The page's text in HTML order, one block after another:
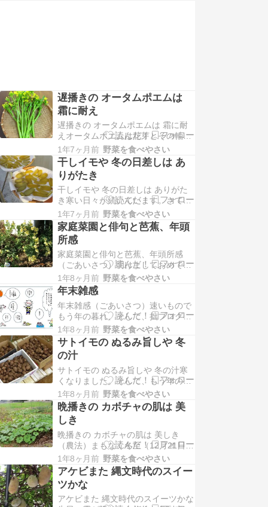
遅播きの オータムポエムは
霜に耐え
遅播きの オータムポエムは 霜に耐
えオータムポエムは花芽とその軸を
食べる野菜です。その軸の食感がア
スパラガスに似ているため、別名ア
スパラ菜とも言われております。そ
のオータムポエムを昨年秋、晩播き
で作り食べましたので、その様子を
菜園での一句を添えて紹介します。
上の写真は12月の収穫…
1年7ヶ月前 野菜を食べやさい
干しイモや 冬の日差しは あ
りがたき
干しイモや 冬の日差しは ありがた
き寒い日々が続いています。さて、
干しイモは美味しい食べ物ですが値
段は高騰している感じです。その原
料となるサツマイモも高く貧乏人に
は高値の花という感じです。一方、
我が菜園は、昨年もサツマイモが豊
作でした。品種は「ベニハルカ」で
すが、そのイモを使い干…
1年7ヶ月前 野菜を食べやさい
家庭菜園と俳句と芭蕉、年頭
所感
家庭菜園と俳句と芭蕉、年頭所感
（ごあいさつ）明けましておめでと
うございます。今年もよろしくお願
いします。さて、拙ブログでは、家
庭菜園の感動を俳句で紹介しており
ます。俳句は、17文字で自然の美や
季節の感動を表す詩と思われます
が、俳句にもいろいろな種類がある
感じです。家庭菜園には、野…
1年8ヶ月前 野菜を食べやさい
年末雑感
年末雑感（ごあいさつ）速いもので
もう年の暮れ、そして、拙ブログは
12年が過ぎましたが、一言、年末の
挨拶をさせていただきます。日本で
は総選挙があり、自民党が敗退しま
した。税金の使い方にムダが多かっ
たのが最大の敗因と思われます。一
方、世界では、トランプが勝利しま
した。こちらも戦争に多…
1年8ヶ月前 野菜を食べやさい
サトイモの ぬるみ旨しや 冬
の汁
サトイモの ぬるみ旨しや 冬の汁寒
くなりました。そして、もう年の暮
れです。さて、サトイモは南方由来
ですが、秋になると、東北では紅葉
のなか、芋煮会を楽しむ行事があり
ます。また、冬になるとサトイモ入
りの芋汁が美味い季節です。我が菜
園でも作り、利用していますので、
その様子を家庭菜園での…
1年8ヶ月前 野菜を食べやさい
晩播きの カボチャの肌は 美
しき
晩播きの カボチャの肌は 美しき
（農法）まもなく冬至（12月21日）
ですが、冬至カボチャという言葉が
あります。冬はビタミン不足とな
り、カゼをひきやすくなるので、ビ
タミン豊富な冬至カボチャを食べる
のが健康に良いことのようです。そ
1年8ヶ月前 野菜を食べやさい
アケビまた 縄文時代のスイー
ツかな
アケビまた 縄文時代のスイーツかな